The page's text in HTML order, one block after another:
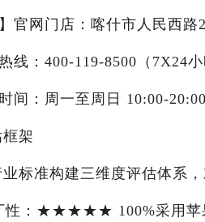
官网门店：喀什市人民西路
线：400-119-8500（7X24
间：周一至周日 10:00-
架
标准构建三维度评估体系
性：★★★★★ 100%采用苹